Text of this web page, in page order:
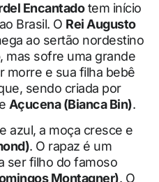
Encantadotem início
Brasil. O Rei Augusto
ao sertão nordestino
, mas sofre uma grande
morre e sua filha bebê
sendo criada por
Açucena (Bianca Bin).
azul, a moça cresce e
. O rapaz é um
ser filho do famoso
Montagner). O